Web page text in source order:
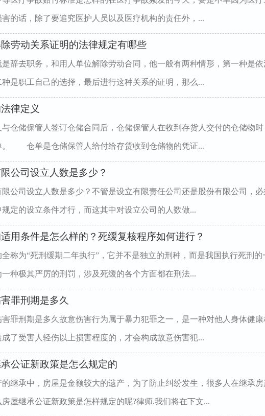
害的话，除了要追究医护人员以及医疗机构的责任外，...
劳动关系证明的法律规定有哪些
是辞去职务，和用人单位解除劳动合同，他一般有两种情形，第一种是
种是职工自己的选择，最后进行这种关系的证明，那么...
律定义
与仓储保管人签订仓储合同后，仓储保管人在收到存货人交付的仓储物时
。 仓单是仓储保管人给付给存货收到仓储物的凭证...
公司设立人数是多少？
限公司设立人数是多少？不管是设立有限责任公司还是股份有限公司，
定的设立条件才行，而这其中对设立公司的人数做...
用条件是怎么样的？死缓复核程序如何进行？
称为“死刑缓期二年执行”，它并不是独立的刑种，而是我国执行死刑的
一种极其严厉的刑罚，涉及死缓的各个方面都在刑法...
罪刑期是多久
害罪刑期是多久故意伤害行为属于暴力犯罪之一，是一种对他人身体健
了受害人轻伤以上损害程度的，才会构成故意伤害犯...
公证新政策是怎么规定的
的继承中，房屋是金额较大的遗产，为了防止纠纷发生，很多人在继承
屋继承公证新政策是怎样规定的呢?律师.我们将在下文...